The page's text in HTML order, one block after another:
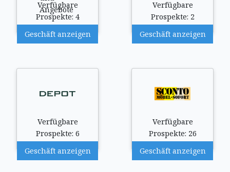
Verfügbare
Prospekte: 4
Geschäft anzeigen
Verfügbare
Prospekte: 2
Geschäft anzeigen
Verfügbare
Prospekte: 6
Geschäft anzeigen
Verfügbare
Prospekte: 26
Geschäft anzeigen